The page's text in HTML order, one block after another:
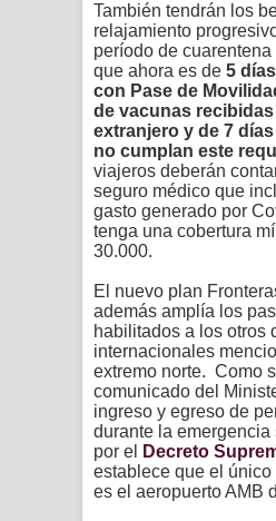
También tendrán los
relajamiento
período de
que ahora es de 5
con Pase de
de vacunas recibidas
extranjero y de 7
no cumplan este
viajeros deberán
seguro médico que
gasto generado por
tenga una cobertura
30.000.
El nuevo plan
además amplía los
habilitados a los otros
internacionales
extremo norte. Como
comunicado del
ingreso y egreso de
durante la
por el
Decreto
establece que el
es el aeropuerto AMB